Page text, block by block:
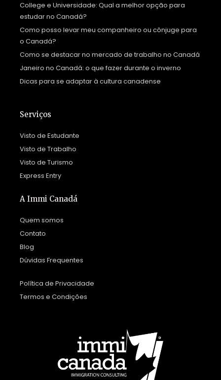
College e Universidade: Qual a melhor opção para
estudar no Canadá?
Como posso levar meu companheiro ou cônjuge para
o Canadá?
Como se destacar no mercado de trabalho no Canadá
Janeiro no Canadá: o que fazer durante o inverno
Dicas para se adaptar à cultura canadense
Serviços
Visto de Estudante
Visto de Trabalho
Visto de Turismo
Express Entry
A Immi Canadá
Quem somos
Contato
Blog
Dúvidas Frequentes
Política de Privacidade
Termos e Condições